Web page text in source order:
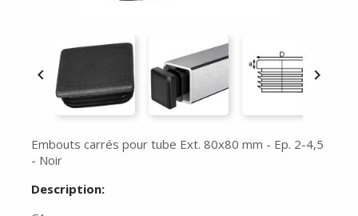
 
Embouts carrés pour tube Ext. 80x80 mm - Ep. 2-4,5
- Noir
Description: